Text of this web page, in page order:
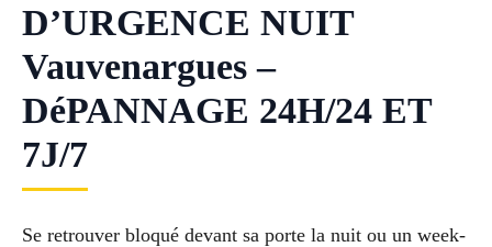
D’URGENCE NUIT
Vauvenargues –
DéPANNAGE 24H/24 ET
7J/7
Se retrouver bloqué devant sa porte la nuit ou un week-